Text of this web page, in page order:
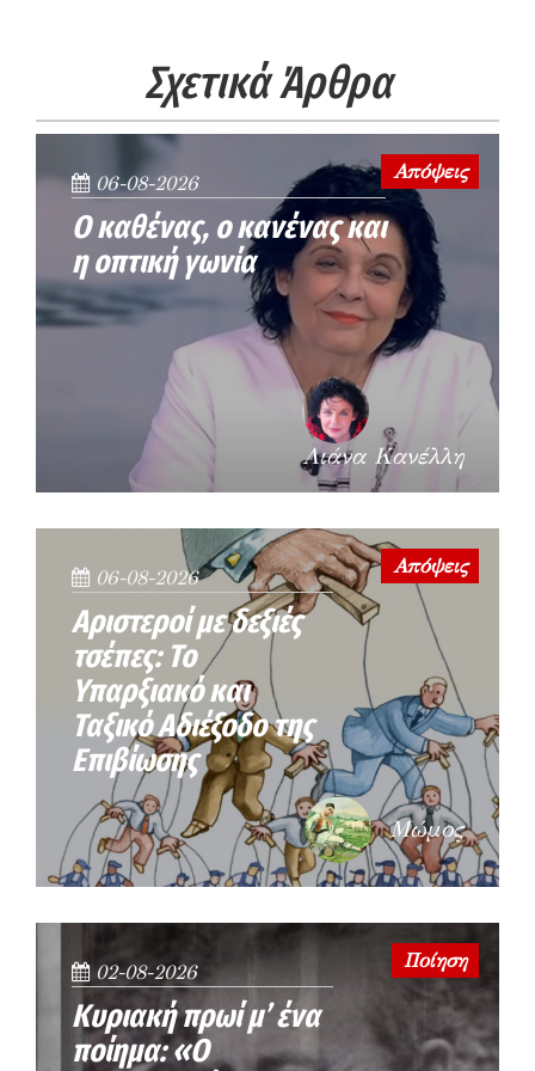
Σχετικά Άρθρα
Απόψεις
06-08-2026
Ο καθένας, ο κανένας και
η οπτική γωνία
Λιάνα Κανέλλη
06-08-2026
Αριστεροί με δεξιές
τσέπες: Το
Υπαρξιακό και
Ταξικό Αδιέξοδο της
Επιβίωσης
Απόψεις
Μώμος
02-08-2026
Κυριακή πρωί μ’ ένα
ποίημα: «Ο
Ποίηση